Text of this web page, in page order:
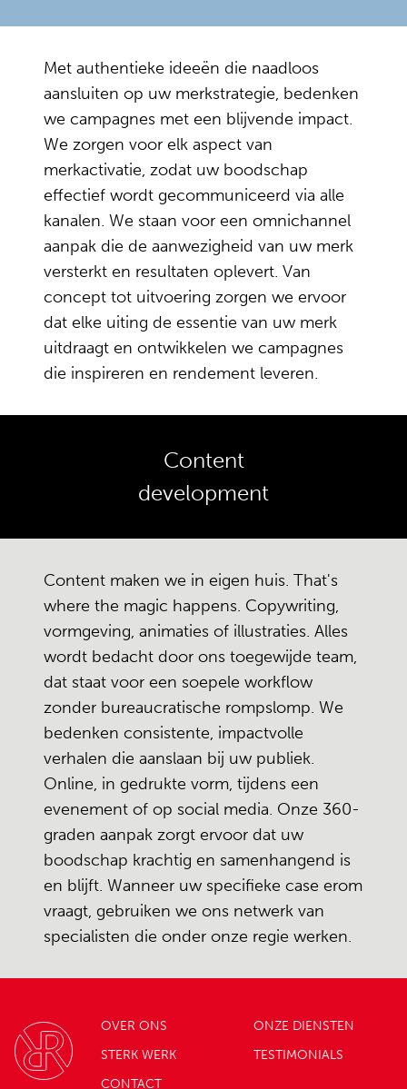
Met authentieke ideeën die naadloos
aansluiten op uw merkstrategie, bedenken
we campagnes met een blijvende impact.
We zorgen voor elk aspect van
merkactivatie, zodat uw boodschap
effectief wordt gecommuniceerd via alle
kanalen. We staan voor een omnichannel
aanpak die de aanwezigheid van uw merk
versterkt en resultaten oplevert. Van
concept tot uitvoering zorgen we ervoor
dat elke uiting de essentie van uw merk
uitdraagt en ontwikkelen we campagnes
die inspireren en rendement leveren.
Content
development
Content maken we in eigen huis. That's
where the magic happens. Copywriting,
vormgeving, animaties of illustraties. Alles
wordt bedacht door ons toegewijde team,
dat staat voor een soepele workflow
zonder bureaucratische rompslomp. We
bedenken consistente, impactvolle
verhalen die aanslaan bij uw publiek.
Online, in gedrukte vorm, tijdens een
evenement of op social media. Onze 360-
graden aanpak zorgt ervoor dat uw
boodschap krachtig en samenhangend is
en blijft. Wanneer uw specifieke case erom
vraagt, gebruiken we ons netwerk van
specialisten die onder onze regie werken.
OVER ONS
ONZE DIENSTEN
STERK WERK
TESTIMONIALS
CONTACT